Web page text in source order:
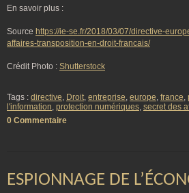
En savoir plus :
Source https://ie-se.fr/2018/03/07/directive-
affaires-transposition-en-droit-francais/
Crédit Photo : Shutterstock
Tags : directive, Droit, entreprise, europe, france,
l'information, protection numériques, secret des
0 Commentaire
ESPIONNAGE DE